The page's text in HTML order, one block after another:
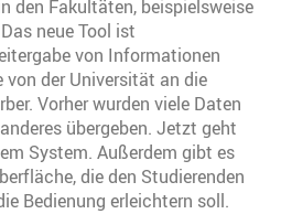
den Fakultäten, beispielsweise
neue Tool ist
von Informationen
der Universität an die
Vorher wurden viele Daten
übergeben. Jetzt geht
System. Außerdem gibt es
die den Studierenden
Bedienung erleichtern soll.